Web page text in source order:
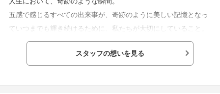
五感で感じるすべての出来事が、奇跡のように美しい記憶となっ
ていつまでも輝き続けるために、私たちが大切にしていること。
それは「本物」であり続けること。
スタッフの想いを見る